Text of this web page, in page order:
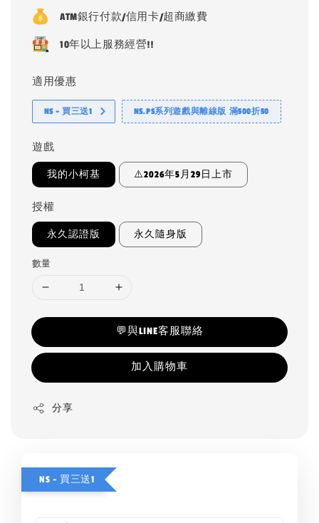
ATM銀行付款/信用卡/超商繳費
10年以上服務經營!!
適用優惠
NS - 買三送1 NS.PS系列遊戲與離線版 滿500折50
遊戲
我的小柯基 ⚠️2026年5月29日上市
授權
永久認證版 永久隨身版
數量
💬與LINE客服聯絡
加入購物車
分享
NS - 買三送1